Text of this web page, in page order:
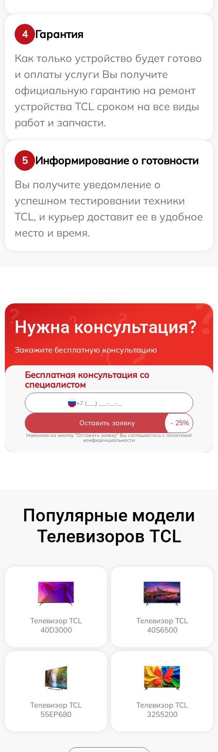
4
Гарантия
Как только устройство будет готово
и оплаты услуги Вы получите
официальную гарантию на ремонт
устройства TCL сроком на все виды
работ и запчасти.
5
Информирование о готовности
Вы получите уведомление о
успешном тестировании техники
TCL, и курьер доставит ее в удобное
место и время.
Нужна консультация?
Закажите бесплатную консультацию
Бесплатная консультация со
специалистом
Оставить заявку
Нажимая на кнопку "Оставить заявку" Вы соглашаетесь cполитикой
конфиденциальности
Популярные модели
Телевизоров TCL
Телевизор TCL
40D3000
Телевизор TCL
40S6500
Телевизор TCL
55EP680
Телевизор TCL
32S5200